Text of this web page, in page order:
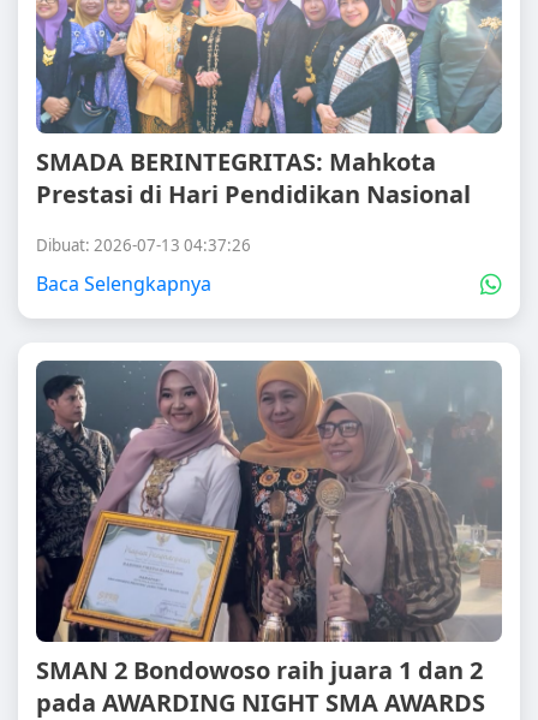
SMADA BERINTEGRITAS: Mahkota
Prestasi di Hari Pendidikan Nasional
Dibuat: 2026-07-13 04:37:26
Baca Selengkapnya
SMAN 2 Bondowoso raih juara 1 dan 2
pada AWARDING NIGHT SMA AWARDS